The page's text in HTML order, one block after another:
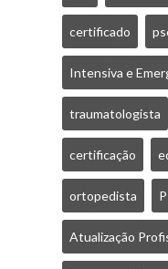
certificado
Intensiva e
traumatologista
certificação
ortopedista
Atualização